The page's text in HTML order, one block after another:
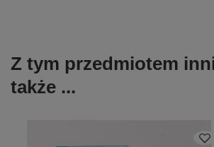
Z tym przedmiotem
także ...